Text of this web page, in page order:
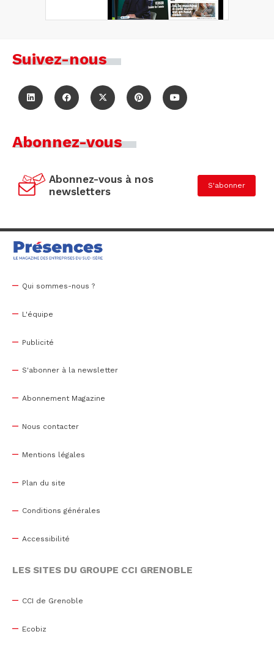
Suivez-nous
Abonnez-vous
Abonnez-vous à nos
newsletters
S'abonner
Qui sommes-nous ?
L'équipe
Publicité
S'abonner à la newsletter
Abonnement Magazine
Nous contacter
Mentions légales
Plan du site
Conditions générales
Accessibilité
LES SITES DU GROUPE CCI GRENOBLE
CCI de Grenoble
Ecobiz